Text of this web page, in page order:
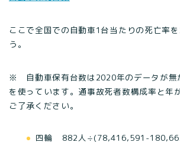
ここで全国での自動車1台当たりの死亡率
う。
※ 自動車保有台数は2020年のデータが無
を使っています。通事故死者数構成率と年
ご了承ください。
四輪 882人÷(78,416,591-